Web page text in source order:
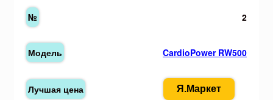
2
CardioPower RW500
Я.Маркет